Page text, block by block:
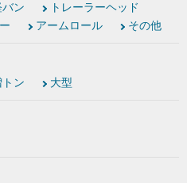
バン
トレーラーヘッド
アームロール その他
トン 大型